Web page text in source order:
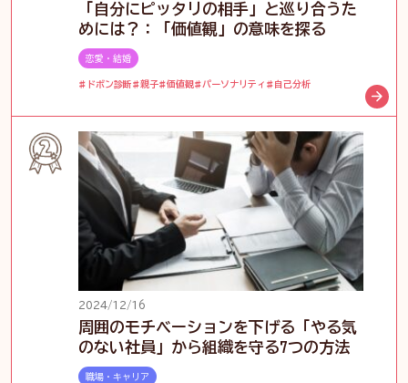
「自分にピッタリの相手」と巡り合うた
めには？：「価値観」の意味を探る
恋愛・結婚
ドボン診断 親子 価値観 パーソナリティ 自己分析
2024/12/16
周囲のモチベーションを下げる「やる気
のない社員」から組織を守る7つの方法
職場・キャリア